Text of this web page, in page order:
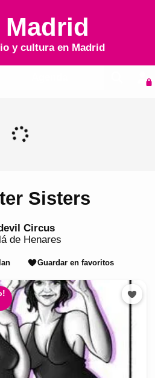
Madrid
y cultura en Madrid
Sisters
Circus
de Henares
Guardar en favoritos